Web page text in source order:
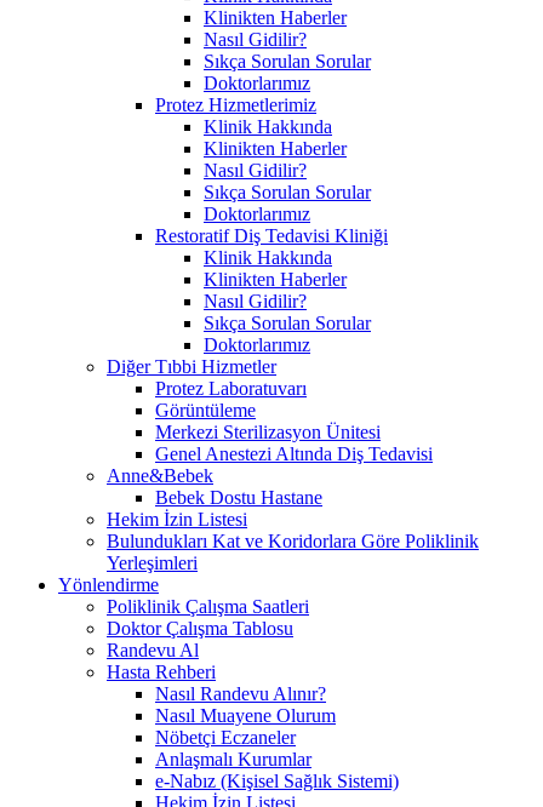
Klinikten Haberler
Nasıl Gidilir?
Sıkça Sorulan Sorular
Doktorlarımız
Protez Hizmetlerimiz
Klinik Hakkında
Klinikten Haberler
Nasıl Gidilir?
Sıkça Sorulan Sorular
Doktorlarımız
Restoratif Diş Tedavisi Kliniği
Klinik Hakkında
Klinikten Haberler
Nasıl Gidilir?
Sıkça Sorulan Sorular
Doktorlarımız
Diğer Tıbbi Hizmetler
Protez Laboratuvarı
Görüntüleme
Merkezi Sterilizasyon Ünitesi
Genel Anestezi Altında Diş Tedavisi
Anne&Bebek
Bebek Dostu Hastane
Hekim İzin Listesi
Bulundukları Kat ve Koridorlara Göre Poliklinik
Yerleşimleri
Yönlendirme
Poliklinik Çalışma Saatleri
Doktor Çalışma Tablosu
Randevu Al
Hasta Rehberi
Nasıl Randevu Alınır?
Nasıl Muayene Olurum
Nöbetçi Eczaneler
Anlaşmalı Kurumlar
e-Nabız (Kişisel Sağlık Sistemi)
Hekim İzin Listesi